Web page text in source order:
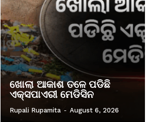
ଖୋଲା ଆକାଶ ତଳେ ପଡିଛି
ଏକ୍ସପାଏରୀ ମେଡିସିନ
Rupali Rupamita - August 6, 2026